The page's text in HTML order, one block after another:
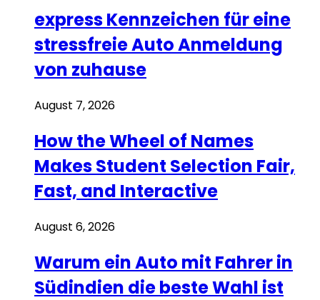
express Kennzeichen für eine
stressfreie Auto Anmeldung
von zuhause
August 7, 2026
How the Wheel of Names
Makes Student Selection Fair,
Fast, and Interactive
August 6, 2026
Warum ein Auto mit Fahrer in
Südindien die beste Wahl ist